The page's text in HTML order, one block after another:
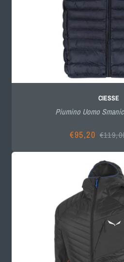
CIESSE
Piumino Uomo
€95,20
di